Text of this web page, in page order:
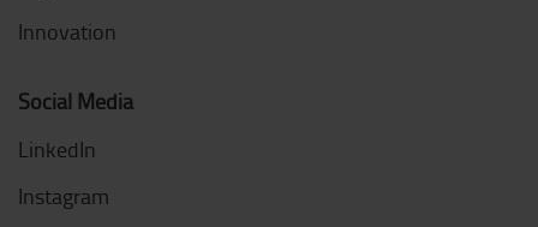
Innovation
Social Media
LinkedIn
Instagram